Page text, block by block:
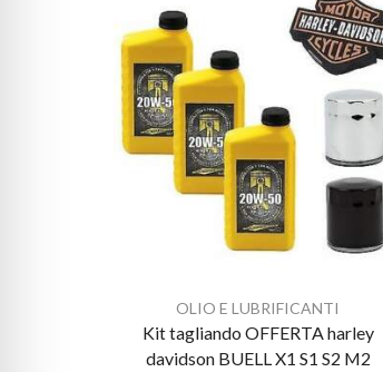
OLIO E LUBRIFICANTI
Kit tagliando OFFERTA harley
davidson BUELL X1 S1 S2 M2